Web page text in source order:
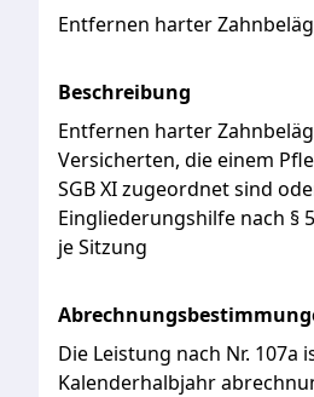
Entfernen harter
Beschreibung
Entfernen harter
Versicherten, die einem
SGB XI zugeordnet sind
Eingliederungshilfe nach §
je Sitzung
Die Leistung nach Nr. 107a
Kalenderhalbjahr